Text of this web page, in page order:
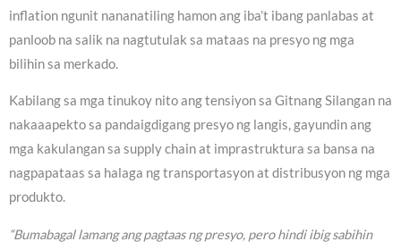
inflation ngunit nananatiling hamon ang iba’t ibang panlabas at
panloob na salik na nagtutulak sa mataas na presyo ng mga
bilihin sa merkado.
Kabilang sa mga tinukoy nito ang tensiyon sa Gitnang Silangan na
nakaaapekto sa pandaigdigang presyo ng langis, gayundin ang
mga kakulangan sa supply chain at imprastruktura sa bansa na
nagpapataas sa halaga ng transportasyon at distribusyon ng mga
produkto.
“Bumabagal lamang ang pagtaas ng presyo, pero hindi ibig sabihin